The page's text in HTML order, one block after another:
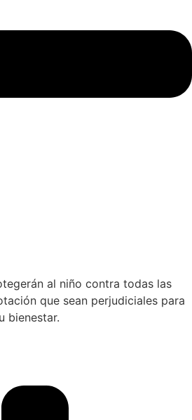
al niño contra todas las
que sean perjudiciales para
bienestar.